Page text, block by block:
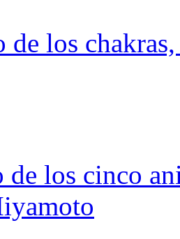
de los
de los cinco